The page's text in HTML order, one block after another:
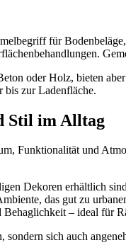
für
oder Holz, bieten
bis zur Ladenfläche.
Stil im Alltag
Funktionalität und
Dekoren erhältlich
das gut zu
– ideal für
sich auch